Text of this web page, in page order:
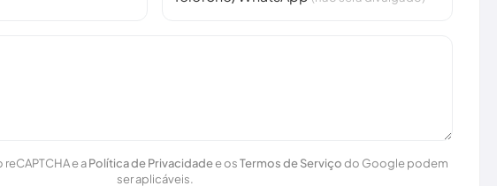
e aPolítica de Privacidadee osTermos de Serviçodo Google podem
ser aplicáveis.